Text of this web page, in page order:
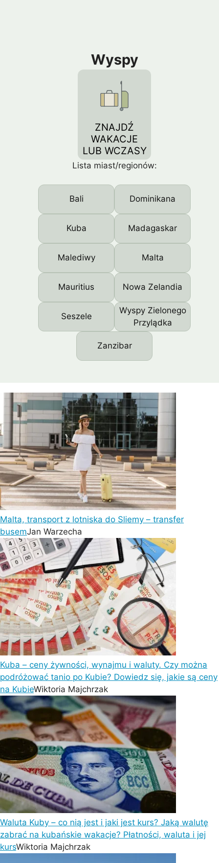
Wyspy
ZNAJDŹ
WAKACJE
LUB WCZASY
Lista miast/regionów:
Bali Dominikana
Kuba Madagaskar
Malediwy Malta
Mauritius Nowa Zelandia
Seszele
Wyspy Zielonego
Przylądka
Zanzibar
Malta, transport z lotniska do Sliemy – transfer
busemJan Warzecha
Kuba – ceny żywności, wynajmu i waluty. Czy można
podróżować tanio po Kubie? Dowiedz się, jakie są ceny
na KubieWiktoria Majchrzak
Waluta Kuby – co nią jest i jaki jest kurs? Jaką walutę
zabrać na kubańskie wakacje? Płatności, waluta i jej
kursWiktoria Majchrzak